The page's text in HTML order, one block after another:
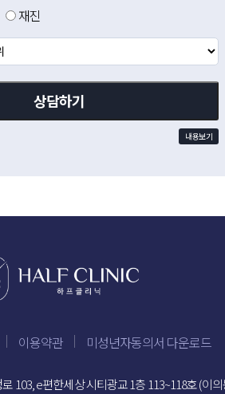
재진
내용보기
이용약관 미성년자동의서 다운로드
103, e편한세상 시티광교 1층 113~118호 (이의